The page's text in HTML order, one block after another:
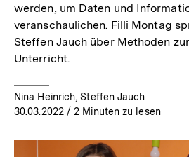
werden, um Daten und
veranschaulichen. Filli Montag
Steffen Jauch über Methoden
Unterricht.
Nina Heinrich, Steffen Jauch
30.03.2022/ 2 Minuten zu lesen